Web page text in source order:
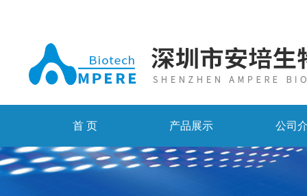
首 页 产品展示 公司